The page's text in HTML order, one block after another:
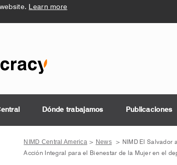
Learn more
Dónde trabajamos Publicaciones
NIMD Central America > News> NIMD El Salvador
Acción Integral para el Bienestar de la Mujer en el